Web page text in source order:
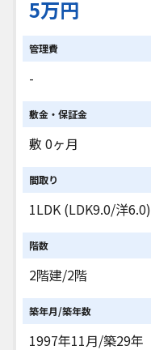
5万円
管理費
-
敷金・保証金
敷 0ヶ月
間取り
1LDK (LDK9.0/洋6.0)
階数
2階建/2階
築年月/築年数
1997年11月/築29年